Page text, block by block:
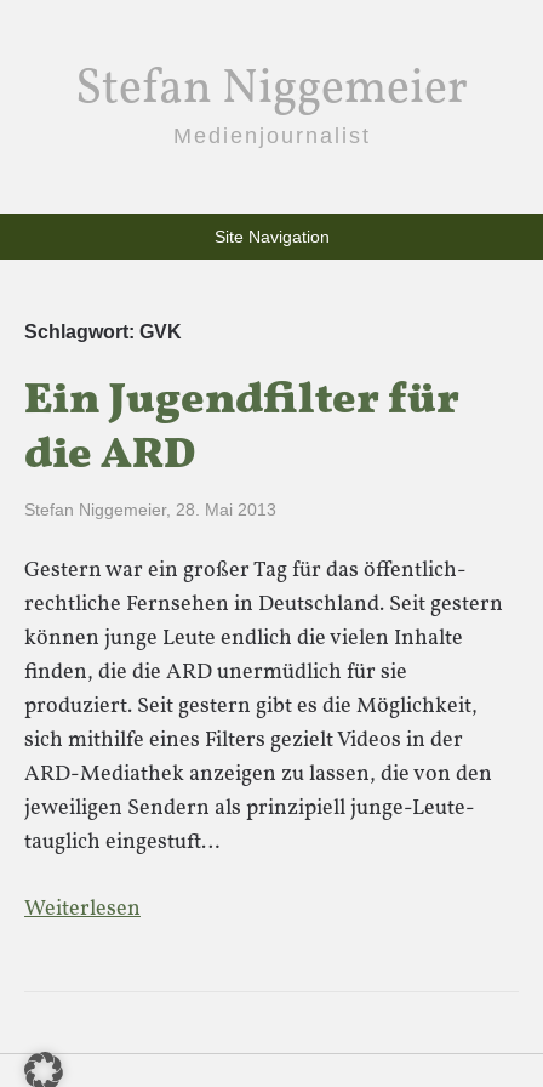
Stefan Niggemeier
Medienjournalist
Site Navigation
Schlagwort: GVK
Ein Jugendfilter für
die ARD
Stefan Niggemeier, 28. Mai 2013
Gestern war ein großer Tag für das öffentlich-
rechtliche Fernsehen in Deutschland. Seit gestern
können junge Leute endlich die vielen Inhalte
finden, die die ARD unermüdlich für sie
produziert. Seit gestern gibt es die Möglichkeit,
sich mithilfe eines Filters gezielt Videos in der
ARD-Mediathek anzeigen zu lassen, die von den
jeweiligen Sendern als prinzipiell junge-Leute-
tauglich eingestuft…
Weiterlesen